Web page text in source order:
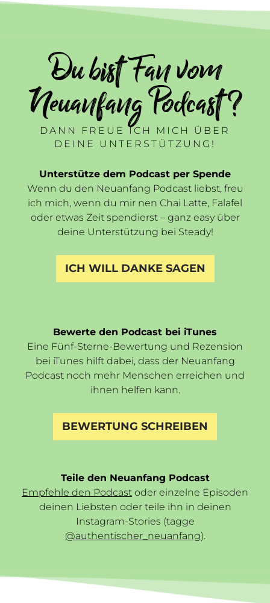
Du bist Fan vom
Neuanfang Podcast ?
DANN FREUE ICH MICH ÜBER
DEINE UNTERSTÜTZUNG!
Unterstütze dem Podcast per Spende
Wenn du den Neuanfang Podcast liebst, freu
ich mich, wenn du mir nen Chai Latte, Falafel
oder etwas Zeit spendierst – ganz easy über
deine Unterstützung bei Steady!
ICH WILL DANKE SAGEN
Bewerte den Podcast bei iTunes
Eine Fünf-Sterne-Bewertung und Rezension
bei iTunes hilft dabei, dass der Neuanfang
Podcast noch mehr Menschen erreichen und
ihnen helfen kann.
BEWERTUNG SCHREIBEN
Teile den Neuanfang Podcast
Empfehle den Podcast oder einzelne Episoden
deinen Liebsten oder teile ihn in deinen
Instagram-Stories (tagge
@authentischer_neuanfang).